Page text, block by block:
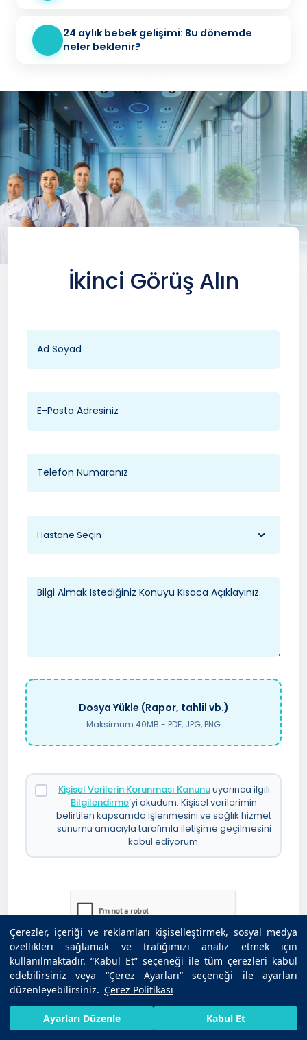
Çerezler, içeriği ve reklamları kişiselleştirmek, sosyal medya
özellikleri sağlamak ve trafiğimizi analiz etmek için
kullanılmaktadır. “Kabul Et” seçeneği ile tüm çerezleri kabul
edebilirsiniz veya “Çerez Ayarları” seçeneği ile ayarları
düzenleyebilirsiniz. Çerez Politikası
Ayarları Düzenle Kabul Et
24 aylık bebek gelişimi: Bu dönemde
neler beklenir?
İkinci Görüş Alın
Hastane Seçin
Dosya Yükle (Rapor, tahlil vb.)
Maksimum 40MB - PDF, JPG, PNG
Kişisel Verilerin Korunması Kanunuuyarınca ilgili
Bilgilendirme’yi okudum. Kişisel verilerimin
belirtilen kapsamda işlenmesini ve sağlık hizmet
sunumu amacıyla tarafımla iletişime geçilmesini
kabul ediyorum.
Uzman Görüşü İste
HIZLI RANDEVU AL BIZE ULAŞIN